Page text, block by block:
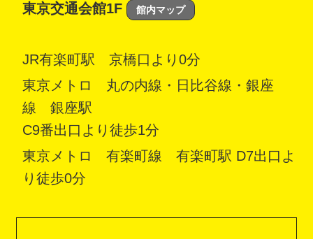
東京交通会館1F
館内マップ
JR有楽町駅 京橋口より0分
東京メトロ 丸の内線・日比谷線・銀座
線 銀座駅
C9番出口より徒歩1分
東京メトロ 有楽町線 有楽町駅 D7出口よ
り徒歩0分